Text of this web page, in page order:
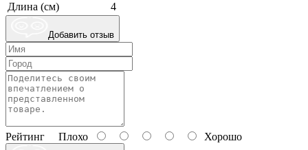
Длина (см)
4
Добавить отзыв
Рейтинг Плохо Хорошо